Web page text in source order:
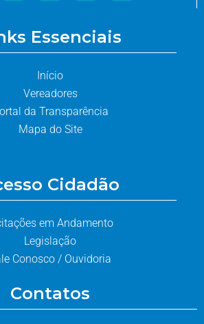
Essenciais
Início
Vereadores
da Transparência
Mapa do Site
Cidadão
em Andamento
Legislação
Conosco / Ouvidoria
Contatos